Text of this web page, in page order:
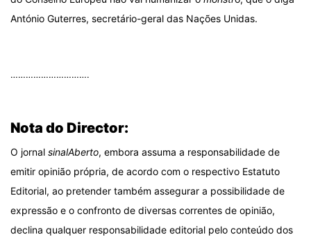
António Guterres, secretário-geral das Nações Unidas.
………………………….
Nota do Director:
O jornal sinalAberto, embora assuma a responsabilidade de
emitir opinião própria, de acordo com o respectivo Estatuto
Editorial, ao pretender também assegurar a possibilidade de
expressão e o confronto de diversas correntes de opinião,
declina qualquer responsabilidade editorial pelo conteúdo dos